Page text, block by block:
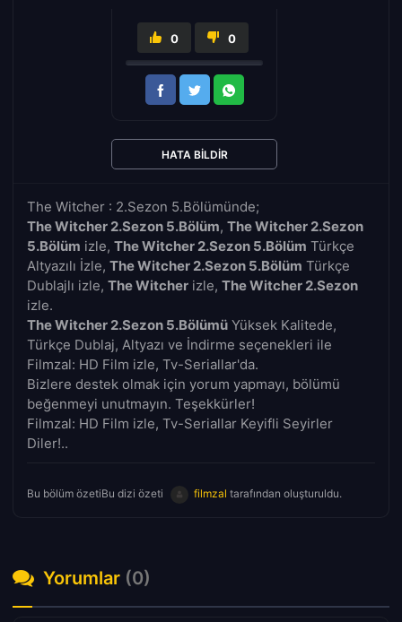
The Witcher : 2.Sezon 5.Bölümünde;
The Witcher 2.Sezon 5.Bölüm, The Witcher 2.Sezon
5.Bölüm izle, The Witcher 2.Sezon 5.Bölüm Türkçe
Altyazılı İzle, The Witcher 2.Sezon 5.Bölüm Türkçe
Dublajlı izle, The Witcher izle, The Witcher 2.Sezon
izle.
The Witcher 2.Sezon 5.Bölümü Yüksek Kalitede,
Türkçe Dublaj, Altyazı ve İndirme seçenekleri ile
Filmzal: HD Film izle, Tv-Seriallar'da.
Bizlere destek olmak için yorum yapmayı, bölümü
beğenmeyi unutmayın. Teşekkürler!
Filmzal: HD Film izle, Tv-Seriallar Keyifli Seyirler
Diler!..
Bu bölüm özetiBu dizi özeti filmzal tarafından oluşturuldu.
0 0
HATA BILDIR
Yorumlar (0)